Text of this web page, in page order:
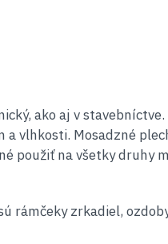
ako aj v
vlhkosti. Mosadzné
použiť na všetky druhy
rámčeky zrkadiel,